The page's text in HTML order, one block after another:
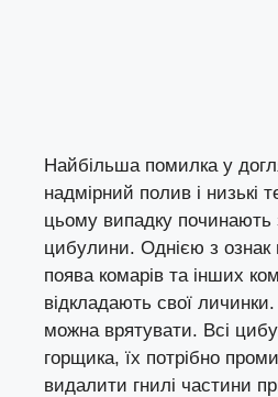
Найбільша помилка у
надмірний полив і низькі
цьому випадку починають
цибулини. Однією з ознак
поява комарів та інших
відкладають свої
можна врятувати. Всі
горщика, їх потрібно
видалити гнилі частини